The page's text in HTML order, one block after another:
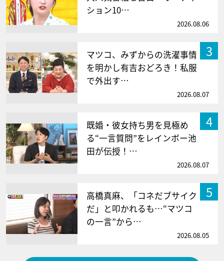
ション10…
2026.08.06
3
マツコ、みずからの洗濯事情
を明かし有吉おどろき！私服
で外出す…
2026.08.07
4
既婚・彼女持ち男を見極め
る“一言質問”をレインボー池
田が伝授！…
2026.08.07
5
高橋真麻、「コネだブサイク
だ」と叩かれるも…“マツコ
の一言”から…
2026.08.05